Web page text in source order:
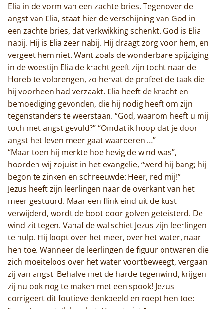
Elia in de vorm van een zachte bries. Tegenover de
angst van Elia, staat hier de verschijning van God in
een zachte bries, dat verkwikking schenkt. God is Elia
nabij. Hij is Elia zeer nabij. Hij draagt zorg voor hem, en
vergeet hem niet. Want zoals de wonderbare spijziging
in de woestijn Elia de kracht geeft zijn tocht naar de
Horeb te volbrengen, zo hervat de profeet de taak die
hij voorheen had verzaakt. Elia heeft de kracht en
bemoediging gevonden, die hij nodig heeft om zijn
tegenstanders te weerstaan. “God, waarom heeft u mij
toch met angst gevuld?” “Omdat ik hoop dat je door
angst het leven meer gaat waarderen …”
“Maar toen hij merkte hoe hevig de wind was”,
hoorden wij zojuist in het evangelie, “werd hij bang; hij
begon te zinken en schreeuwde: Heer, red mij!”
Jezus heeft zijn leerlingen naar de overkant van het
meer gestuurd. Maar een flink eind uit de kust
verwijderd, wordt de boot door golven geteisterd. De
wind zit tegen. Vanaf de wal schiet Jezus zijn leerlingen
te hulp. Hij loopt over het meer, over het water, naar
hen toe. Wanneer de leerlingen de figuur ontwaren die
zich moeiteloos over het water voortbeweegt, vergaan
zij van angst. Behalve met de harde tegenwind, krijgen
zij nu ook nog te maken met een spook! Jezus
corrigeert dit foutieve denkbeeld en roept hen toe: